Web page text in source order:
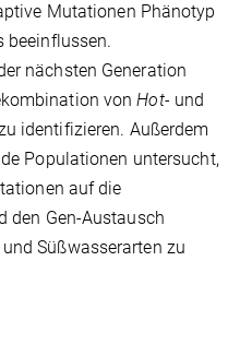
Mutationen Phänotyp
beeinflussen.
nächsten Generation
vonHot- und
identifizieren. Außerdem
Populationen untersucht,
auf die
den Gen-Austausch
Süßwasserarten zu